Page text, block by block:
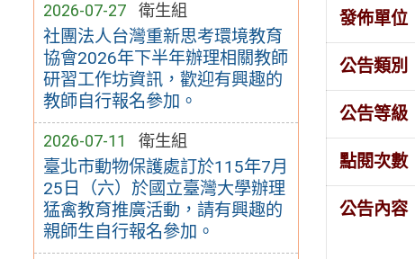
2026-07-27 衛生組
社團法人台灣重新思考環境教育
協會2026年下半年辦理相關教師
研習工作坊資訊，歡迎有興趣的
教師自行報名參加。
2026-07-11 衛生組
臺北市動物保護處訂於115年7月
25日（六）於國立臺灣大學辦理
猛禽教育推廣活動，請有興趣的
親師生自行報名參加。
發佈單位
公告類別
公告等級
點閱次數
公告內容